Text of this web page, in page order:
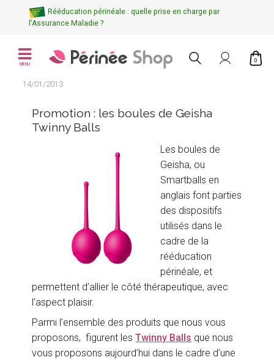
Rééducation périnéale : quelle prise en charge par
l'Assurance Maladie ?
MENU
0
14/01/2013
Promotion : les boules de Geisha
Twinny Balls
Les boules de
Geisha, ou
Smartballs en
anglais font parties
des dispositifs
utilisés dans le
cadre de la
rééducation
périnéale, et
permettent d’allier le côté thérapeutique, avec
l’aspect plaisir.
Parmi l’ensemble des produits que nous vous
proposons, figurent lesTwinny Balls que nous
vous proposons aujourd’hui dans le cadre d’une